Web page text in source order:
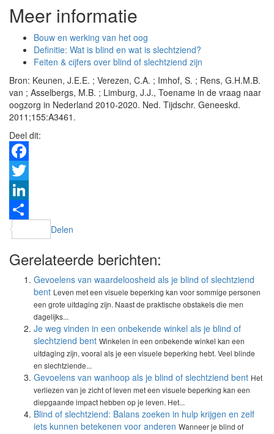
Meer informatie
Bouw en werking van het oog
Definitie: Wat is blind en wat is slechtziend?
Feiten & cijfers over blind of slechtziend zijn
Bron: Keunen, J.E.E. ; Verezen, C.A. ; Imhof, S. ; Rens, G.H.M.B.
van ; Asselbergs, M.B. ; Limburg, J.J., Toename in de vraag naar
oogzorg in Nederland 2010-2020. Ned. Tijdschr. Geneeskd.
2011;155:A3461.
Deel dit:
Facebook
Twitter
LinkedIn
Delen
Gerelateerde berichten:
Gevoelens van waardeloosheid als je blind of slechtziend
bent Leven met een visuele beperking kan voor sommige personen
een grote uitdaging zijn. Naast de praktische obstakels die men
dagelijks...
Je weg vinden in een onbekende winkel als je blind of
slechtziend bent Winkelen in een onbekende winkel kan een
uitdaging zijn, vooral als je een visuele beperking hebt. Veel blinde
en slechtziende...
Gevoelens van wanhoop als je blind of slechtziend bent Het
verliezen van je zicht of leven met een visuele beperking kan een
diepgaande impact hebben op je leven. Het...
Blind of slechtziend: Balans zoeken in hulp krijgen en zelf
iets kunnen betekenen voor anderen Wanneer je blind of